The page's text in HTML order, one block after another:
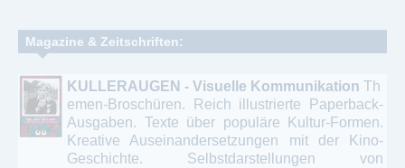
Magazine & Zeitschriften:
KULLERAUGEN - Visuelle Kommunikation Th
emen-Broschüren. Reich illustrierte Paperback-
Ausgaben. Texte über populäre Kultur-Formen.
Kreative Auseinandersetzungen mit der Kino-
Geschichte. Selbstdarstellungen von